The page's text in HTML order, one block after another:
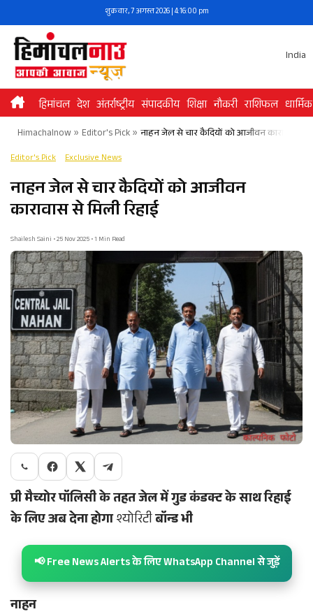
to
content
शुक्रवार, 7 अगस्त 2026 | 4:16:00 pm
India
हिमांचल देश अंतर्राष्ट्रीय संपादकीय शिक्षा नौकरी राशिफल धार्मिक
Himachalnow» Editor's Pick» नाहन जेल से चार कैदियों को आजीवन कारावास से
Editor's Pick Exclusive News
नाहन जेल से चार कैदियों को आजीवन
कारावास से मिली रिहाई
Shailesh Saini • 25 Nov 2025 • 1 Min Read
प्री मैच्योर पॉलिसी के तहत जेल में गुड कंडक्ट के साथ रिहाई
के लिए अब देना होगाश्योरिटीबॉन्ड भी
📢 Free News Alerts के लिए WhatsApp Channel से जुड़ें
नाहन